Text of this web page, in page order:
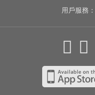
用戶服務：